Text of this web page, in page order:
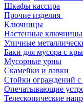
Шкафы кассира
Прочие изделия
Ключницы
Настенные ключницы
Уличные
Баки для мусора с
Мусорные урны
Скамейки и лавки
Стойки ограждений с
Опечатывающие
Телескопические